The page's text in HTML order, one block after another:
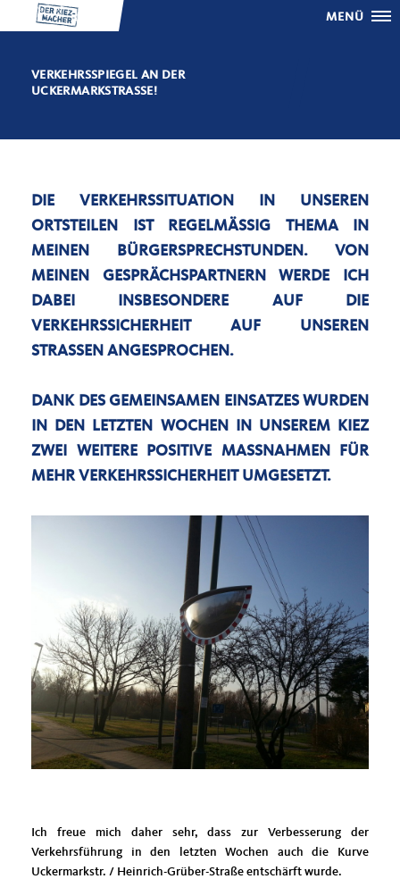
MENÜ
VERKEHRSSPIEGEL AN DER
UCKERMARKSTRASSE!
DIE VERKEHRSSITUATION IN UNSEREN
ORTSTEILEN IST REGELMÄSSIG THEMA IN M
EINEN BÜRGERSPRECHSTUNDEN. VON M
EINEN GESPRÄCHSPARTNERN WERDE ICH D
ABEI INSBESONDERE AUF DIE V
ERKEHRSSICHERHEIT AUF UNSEREN S
TRASSEN ANGESPROCHEN.
DANK DES GEMEINSAMEN EINSATZES WURDEN
IN DEN LETZTEN WOCHEN IN UNSEREM KIEZ
ZWEI WEITERE POSITIVE MASSNAHMEN FÜR M
EHR VERKEHRSSICHERHEIT UMGESETZT.
Ich freue mich daher sehr, dass zur Verbesserung der
Verkehrsführung in den letzten Wochen auch die Kurve
Uckermarkstr. / Heinrich-Grüber-Straße entschärft wurde.